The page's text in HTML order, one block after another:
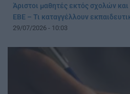
Άριστοι μαθητές εκτός σχολών
ΕΒΕ – Τι καταγγέλλουν
29/07/2026 - 10:03